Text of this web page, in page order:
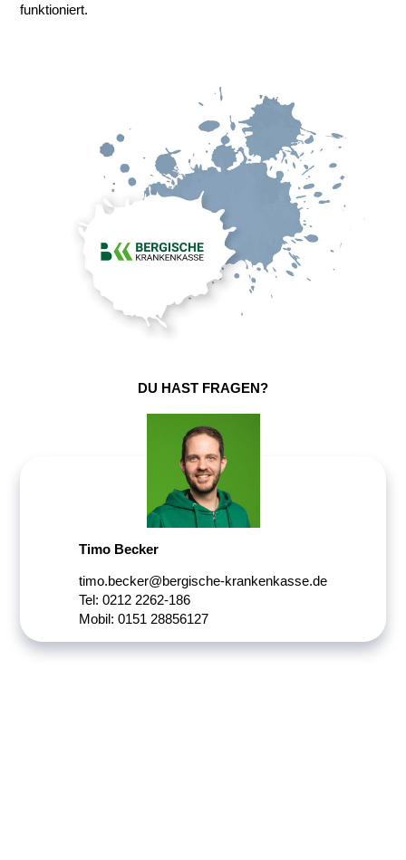
funktioniert.
DU HAST FRAGEN?
Timo Becker
timo.becker@bergische-krankenkasse.de
Tel: 0212 2262-186
Mobil: 0151 28856127